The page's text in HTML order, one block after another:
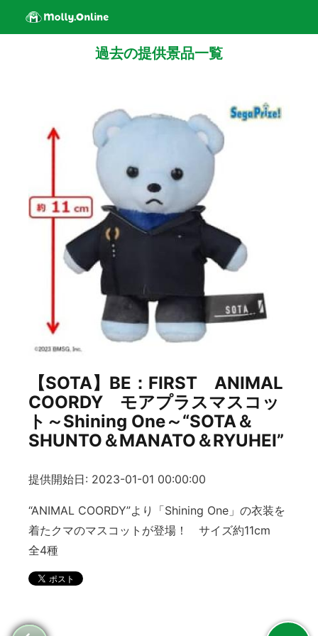
過去の提供景品一覧
【SOTA】BE：FIRST ANIMAL
COORDY モアプラスマスコッ
ト～Shining One～“SOTA＆
SHUNTO＆MANATO＆RYUHEI”
提供開始日: 2023-01-01 00:00:00
“ANIMAL COORDY”より「Shining One」の衣装を
着たクマのマスコットが登場！ サイズ約11cm
全4種